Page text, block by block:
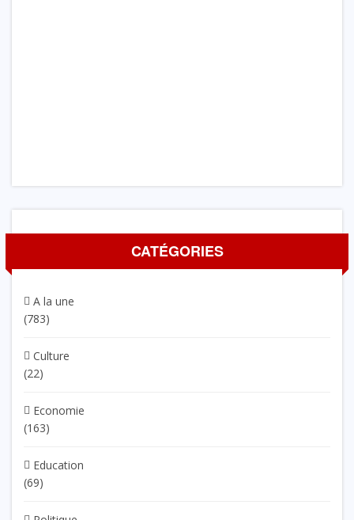
CATÉGORIES
A la une
(783)
Culture
(22)
Economie
(163)
Education
(69)